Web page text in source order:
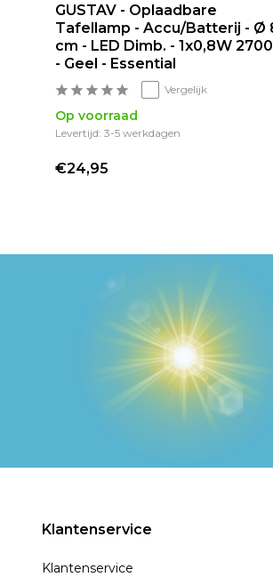
GUSTAV - Oplaadbare
Tafellamp - Accu/Batterij - Ø
cm - LED Dimb. - 1x0,8W
- Geel - Essential
Vergelijk
Op voorraad
Levertijd: 3-5 werkdagen
€24,95
Klantenservice
Klantenservice